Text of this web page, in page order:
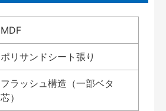
MDF
ポリサンドシート張り
フラッシュ構造（一部ベタ
芯）